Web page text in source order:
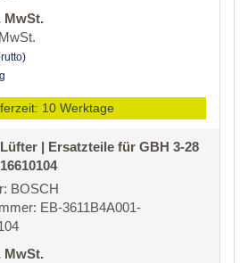
MwSt.
10 Werktage
| Ersatzteile für GBH 3-28
BOSCH
EB-3611B4A001-
MwSt.